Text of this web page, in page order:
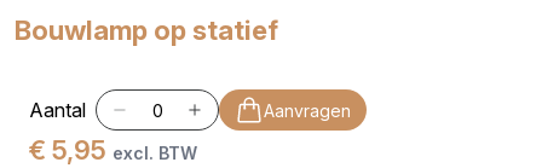
Bouwlamp op statief
Aantal Aanvragen
€ 5,95 excl. BTW